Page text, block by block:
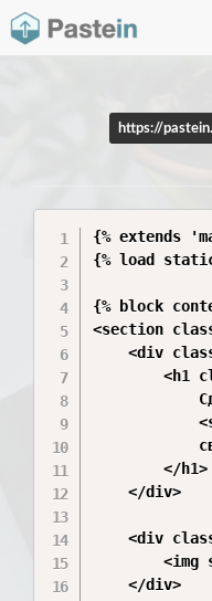
https://
{% extends
{% load
{% block
<section
<div
<h1
        </h1>
    </div>
<div
<img
    </div>